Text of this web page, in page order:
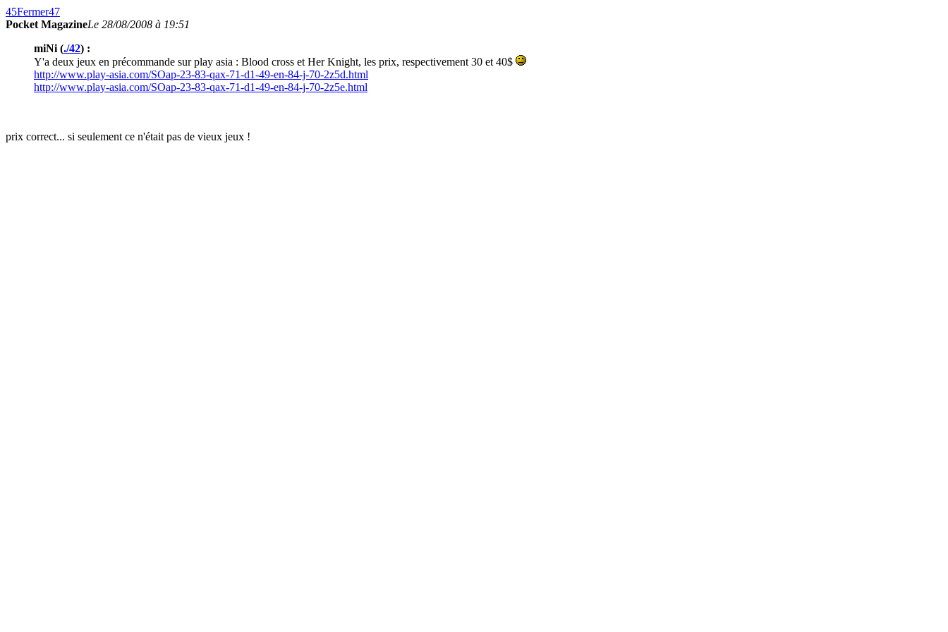
45Fermer47
Pocket MagazineLe 28/08/2008 à 19:51
miNi (./42) :
Y'a deux jeux en précommande sur play asia : Blood cross et Her Knight, les prix, respectivement 30 et 40$
http://www.play-asia.com/SOap-23-83-qax-71-d1-49-en-84-j-70-2z5d.html
http://www.play-asia.com/SOap-23-83-qax-71-d1-49-en-84-j-70-2z5e.html
prix correct... si seulement ce n'était pas de vieux jeux !